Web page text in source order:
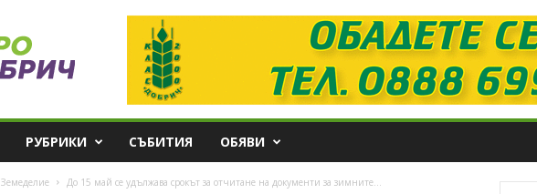
РУБРИКИ СЪБИТИЯ ОБЯВИ
Земеделие До 15 май се удължава срокът за отчитане на документи за зимните...